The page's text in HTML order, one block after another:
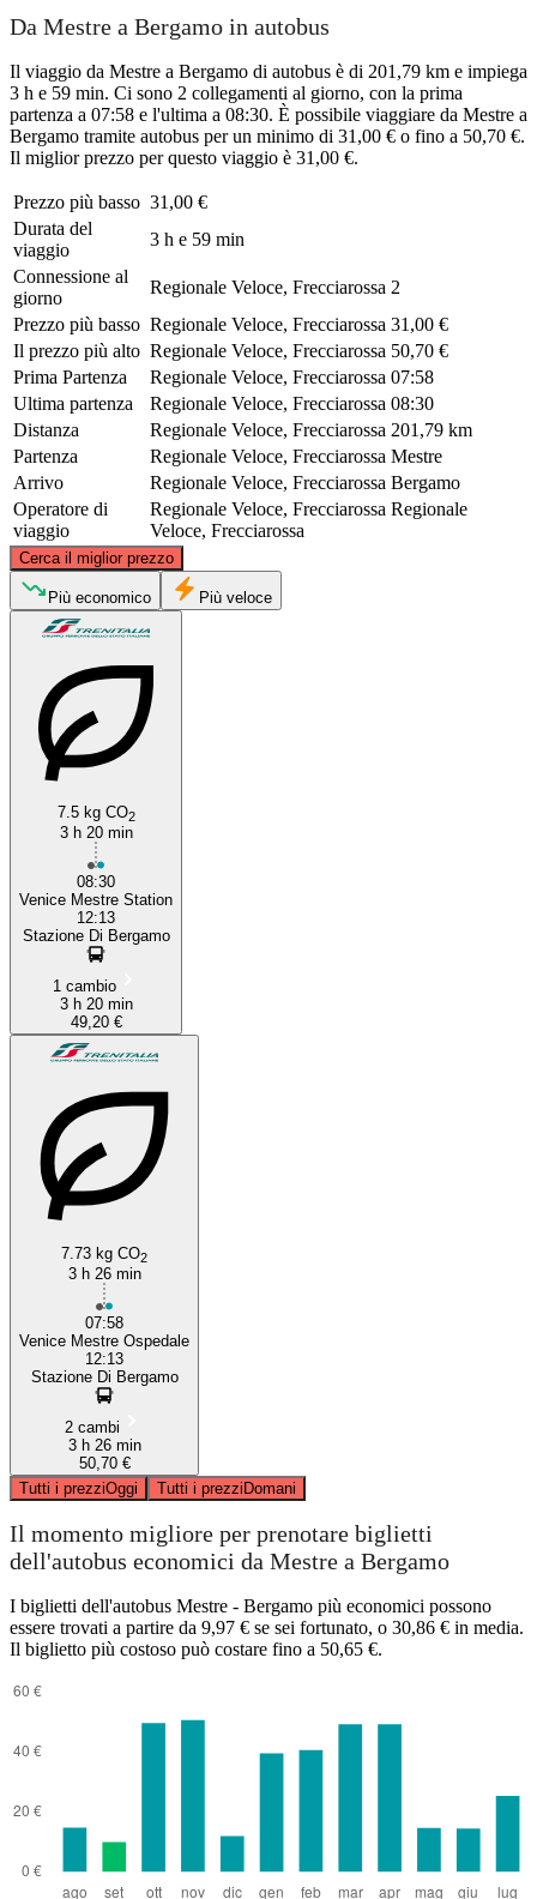
Da Mestre a Bergamo in autobus
Il viaggio da Mestre a Bergamo di autobus è di 201,79 km e impiega
3 h e 59 min. Ci sono 2 collegamenti al giorno, con la prima
partenza a 07:58 e l'ultima a 08:30. È possibile viaggiare da Mestre a
Bergamo tramite autobus per un minimo di 31,00 € o fino a 50,70 €.
Il miglior prezzo per questo viaggio è 31,00 €.
Prezzo più basso 31,00 €
Durata del
viaggio
3 h e 59 min
Connessione al
giorno
Regionale Veloce, Frecciarossa 2
Prezzo più basso Regionale Veloce, Frecciarossa 31,00 €
Il prezzo più alto Regionale Veloce, Frecciarossa 50,70 €
Prima Partenza
Regionale Veloce, Frecciarossa 07:58
Ultima partenza
Regionale Veloce, Frecciarossa 08:30
Distanza
Regionale Veloce, Frecciarossa 201,79 km
Partenza
Regionale Veloce, Frecciarossa Mestre
Arrivo
Regionale Veloce, Frecciarossa Bergamo
Operatore di
viaggio
Regionale Veloce, Frecciarossa Regionale
Veloce, Frecciarossa
Cerca il miglior prezzo
Bergamo
©CARTO
Più economico Più veloce
7.5 kg CO2
3 h 20 min
08:30
Venice Mestre Station
12:13
Stazione Di Bergamo
1 cambio
3 h 20 min
49,20 €
7.73 kg CO2
3 h 26 min
07:58
Venice Mestre Ospedale
12:13
Stazione Di Bergamo
2 cambi
3 h 26 min
50,70 €
Tutti i prezziOggi Tutti i prezziDomani
Il momento migliore per prenotare biglietti
dell'autobus economici da Mestre a Bergamo
I biglietti dell'autobus Mestre - Bergamo più economici possono
essere trovati a partire da 9,97 € se sei fortunato, o 30,86 € in media.
Il biglietto più costoso può costare fino a 50,65 €.